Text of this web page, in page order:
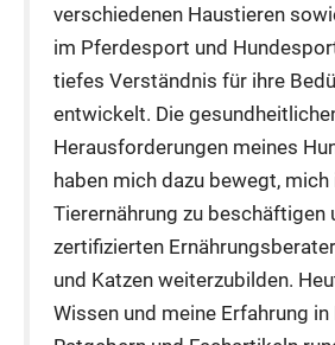
verschiedenen Haustieren
im Pferdesport und
tiefes Verständnis für ihre
entwickelt. Die
Herausforderungen meines
haben mich dazu bewegt,
Tierernährung zu beschäftigen
zertifizierten
und Katzen weiterzubilden.
Wissen und meine Erfahrung in